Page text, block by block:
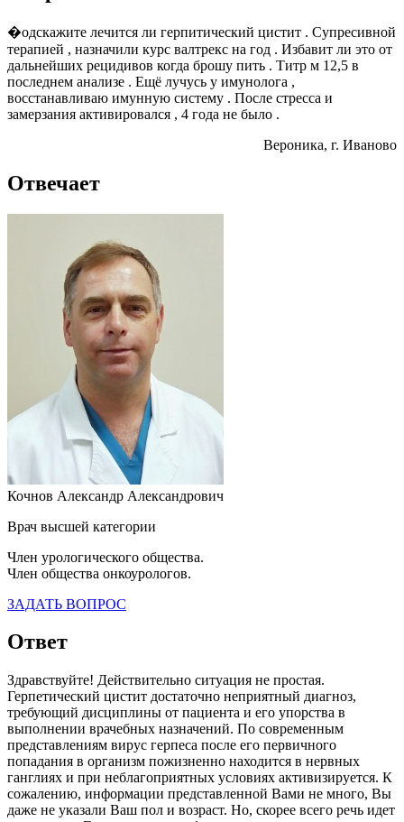
�одскажите лечится ли герпитический цистит . Супресивной
терапией , назначили курс валтрекс на год . Избавит ли это от
дальнейших рецидивов когда брошу пить . Титр м 12,5 в
последнем анализе . Ещё лучусь у имунолога ,
восстанавливаю имунную систему . После стресса и
замерзания активировался , 4 года не было .
Вероника, г. Иваново
Отвечает
Кочнов Александр Александрович
Врач высшей категории
Член урологического общества.
Член общества онкоурологов.
ЗАДАТЬ ВОПРОС
Ответ
Здравствуйте! Действительно ситуация не простая.
Герпетический цистит достаточно неприятный диагноз,
требующий дисциплины от пациента и его упорства в
выполнении врачебных назначений. По современным
представлениям вирус герпеса после его первичного
попадания в организм пожизненно находится в нервных
ганглиях и при неблагоприятных условиях активизируется. К
сожалению, информации представленной Вами не много, Вы
даже не указали Ваш пол и возраст. Но, скорее всего речь идет